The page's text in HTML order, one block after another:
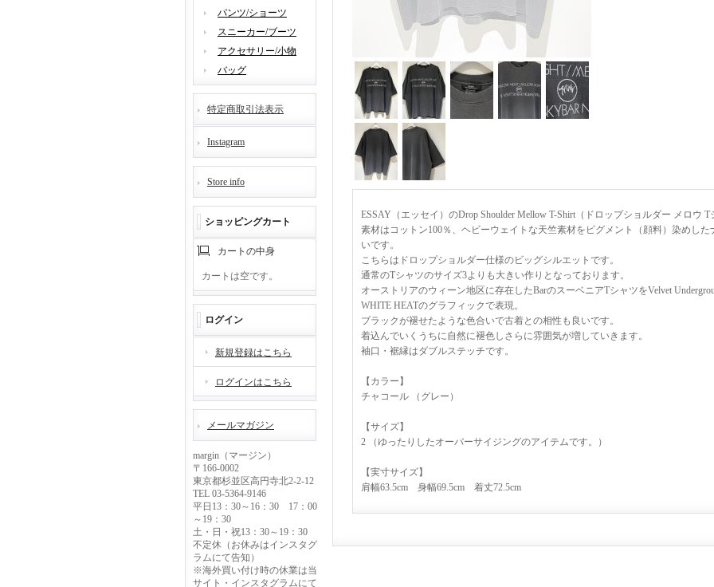
パンツ/ショーツ
スニーカー/ブーツ
アクセサリー/小物
バッグ
特定商取引法表示
Instagram
Store info
ショッピングカート
カートの中身
カートは空です。
ログイン
新規登録はこちら
ログインはこちら
メールマガジン
margin（マージン）
〒166-0002
東京都杉並区高円寺北2-2-12
TEL 03-5364-9146
平日13：30～16：30 17：00
～19：30
土・日・祝13：30～19：30
不定休（お休みはインスタグ
ラムにて告知）
※海外買い付け時の休業は当
サイト・インスタグラムにて
ESSAY（エッセイ）のDrop Shoulder Mellow T-Shirt（ドロップショルダー メロウ T
素材はコットン100％、ヘビーウェイトな天竺素材をピグメント（顔料）染めし
いです。
こちらはドロップショルダー仕様のビッグシルエットです。
通常のTシャツのサイズ3よりも大きい作りとなっております。
オーストリアのウィーン地区に存在したBarのスーベニアTシャツをVelvet
WHITE HEATのグラフィックで表現。
ブラックが褪せたような色合いで古着との相性も良いです。
着込んでいくうちに自然に褪色しさらに雰囲気が増していきます。
袖口・裾縁はダブルステッチです。
【カラー】
チャコール （グレー）
【サイズ】
2 （ゆったりしたオーバーサイジングのアイテムです。）
【実寸サイズ】
肩幅63.5cm 身幅69.5cm 着丈72.5cm